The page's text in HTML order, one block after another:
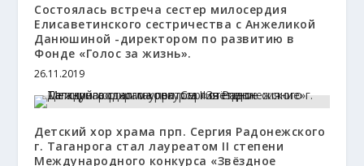
Состоялась встреча сестер милосердия
Елисаветинского сестричества с Анжеликой
Данюшиной -директором по развитию в
Фонде «Голос за жизнь».
26.11.2019
Детский хор храма прп. Сергия Радонежского
г. Таганрога стал лауреатом II степени
Международного конкурса «Звёздное